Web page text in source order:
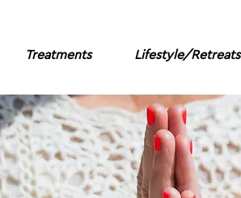
Treatments Lifestyle/Retreats